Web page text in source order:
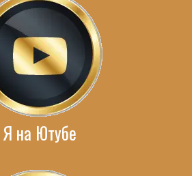
Я на Ютубе